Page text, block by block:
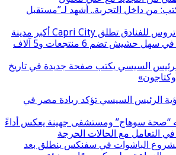
من داخل التجربة.. أشهد لـ”مستقبل
مجموعة بيك الباتروس للفنادق تطلق Capri City أكبر مدينة
سياحية متكاملة في سهل حشيش تضم 6 منتجعات و5 آلاف
السيسي يكتب صفحة جديدة في تاريخ
الرئيس السيسي تؤكد ريادة مصر في
“صحة سوهاج” ومستشفى جهينة يعكس أداءً
في التعامل مع الحالات الحرجة
الباشوات في سفنكس ينطلق بعد